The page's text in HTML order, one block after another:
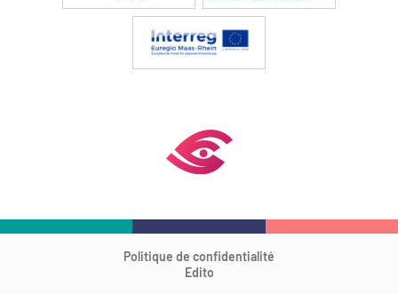
Politique de confidentialité
Edito